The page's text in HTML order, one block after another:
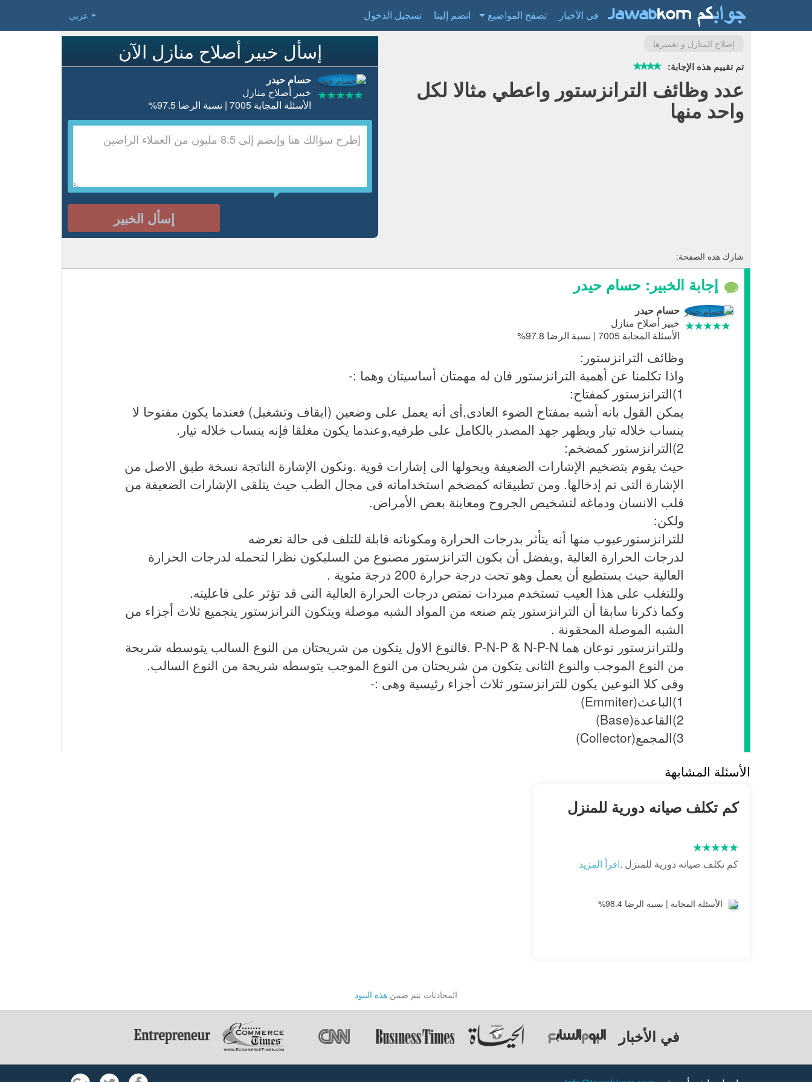
عربي في الأخبار تصفح المواضيع انضم إلينا تسجيل الدخول
إسأل خبير أصلاح منازل الآن
حسام حيدر
خبير أصلاح منازل
الأسئلة المجابة 7005 | نسبة الرضا 97.5%
إسأل الخبير
إصلاح المنازل و تعميرها
تم تقييم هذه الإجابة:
عدد وظائف الترانزستور واعطي مثالا لكل
واحد منها
شارك هذه الصفحة:
إجابة الخبير: حسام حيدر
حسام حيدر
خبير أصلاح منازل
الأسئلة المجابة 7005 | نسبة الرضا 97.8%
وظائف الترانزستور:
واذا تكلمنا عن أهمية الترانزستور فان له مهمتان أساسيتان وهما :-
1)الترانزستور كمفتاح:
يمكن القول بانه أشبه بمفتاح الضوء العادى,أى أنه يعمل على وضعين (ايقاف وتشغيل) فعندما يكون مفتوحا لا
ينساب خلاله تيار ويظهر جهد المصدر بالكامل على طرفيه,وعندما يكون مغلقا فإنه ينساب خلاله تيار.
2)الترانزستور كمضخم:
حيث يقوم بتضخيم الإشارات الضعيفة ويحولها الى إشارات قوية .وتكون الإشارة الناتجة نسخة طبق الاصل من
الإشارة التى تم إدخالها. ومن تطبيقاته كمضخم استخداماته فى مجال الطب حيث يتلقى الإشارات الضعيفة من
قلب الانسان ودماغه لتشخيص الجروح ومعاينة بعض الأمراض.
ولكن:
للترانزستورعيوب منها أنه يتأثر بدرجات الحرارة ومكوناته قابلة للتلف فى حالة تعرضه
لدرجات الحرارة العالية ,ويفضل أن يكون الترانزستور مصنوع من السليكون نظرا لتحمله لدرجات الحرارة
العالية حيث يستطيع أن يعمل وهو تحت درجة حرارة 200 درجة مئوية .
وللتغلب على هذا العيب تستخدم مبردات تمتص درجات الحرارة العالية التى قد تؤثر على فاعليته.
وكما ذكرنا سابقا أن الترانزستور يتم صنعه من المواد الشبه موصلة ويتكون الترانزستور يتجميع ثلاث أجزاء من
الشبه الموصلة المحقونة .
وللترانزستور نوعان هما P-N-P & N-P-N .فالنوع الاول يتكون من شريحتان من النوع السالب يتوسطه شريحة
من النوع الموجب والنوع الثانى يتكون من شريحتان من النوع الموجب يتوسطه شريحة من النوع السالب.
وفى كلا النوعين يكون للترانزستور ثلاث أجزاء رئيسية وهى :-
1)الباعث(Emmiter)
2)القاعدة(Base)
3)المجمع(Collector)
الأسئلة المشابهة
كم تكلف صيانه دورية للمنزل
كم تكلف صيانه دورية للمنزل .اقرأ المزيد
الأسئلة المجابة | نسبة الرضا 98.4%
المحادثات تتم ضمن هذه البنود
في الأخبار